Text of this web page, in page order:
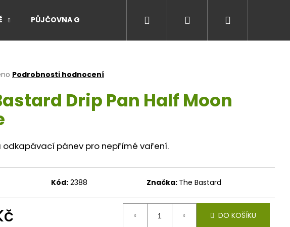
PŮJČOVNA GRILŮ EVENTY A ZÁŽITKY NA GRILU
Přihlášení
Podrobnosti hodnocení
Drip Pan Half Moon
odkapávací pánev pro nepřímé vaření.
Kód: 2388 Značka: The Bastard
DO KOŠÍKU